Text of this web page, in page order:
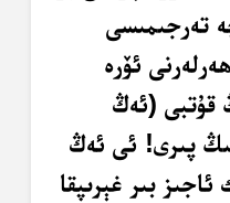
تەرجىمىسى
ئۆرە
قۇتبى (ئەڭ
پىرى! ئى ئەڭ
بىر غېرىپقا